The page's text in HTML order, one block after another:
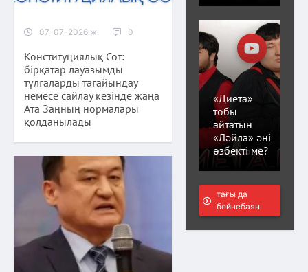
07-07-2026 ж. 0
Конституциялық Сот:
бірқатар лауазымды
тұлғаларды тағайындау
немесе сайлау кезінде жаңа
Ата Заңның нормалары
қолданылады
«Диета»
тобы
айтатын
«Ләйла» әні
өзбекті ме?
тағы да
бейнебаян